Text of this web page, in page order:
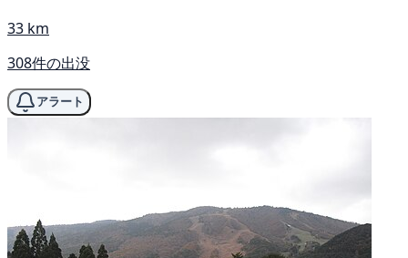
33 km
308件の出没
アラート